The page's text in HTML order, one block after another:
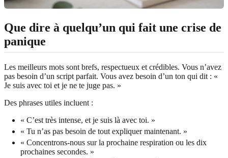
Que dire à quelqu’un qui fait une crise de
panique
Les meilleurs mots sont brefs, respectueux et crédibles. Vous n’avez
pas besoin d’un script parfait. Vous avez besoin d’un ton qui dit : «
Je suis avec toi et je ne te juge pas. »
Des phrases utiles incluent :
« C’est très intense, et je suis là avec toi. »
« Tu n’as pas besoin de tout expliquer maintenant. »
« Concentrons-nous sur la prochaine respiration ou les dix
prochaines secondes. »